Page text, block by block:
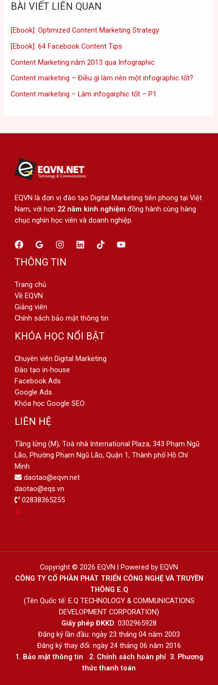
BÀI VIẾT LIÊN QUAN
[Ebook]: Optimized Content Marketing Strategy
[Ebook]: 64 Facebook Content Tips
Content Marketing năm 2013 qua Infographic
Content marketing – Điều gì làm nên một infographic tốt?
Content marketing – Làm infogarphic tốt – P1
EQVN là đơn vị đào tạo Digital Marketing tiên phong tại Việt
Nam, với hơn 22 năm kinh nghiệm đồng hành cùng hàng
chục nghìn học viên và doanh nghiệp.
THÔNG TIN
Trang chủ
Về EQVN
Giảng viên
Chính sách bảo mật thông tin
KHÓA HỌC NỔI BẬT
Chuyên viên Digital Marketing
Đào tạo in-house
Facebook Ads
Google Ads
Khóa học Google SEO
LIÊN HỆ
Tầng lửng (M), Toà nhà International Plaza, 343 Phạm Ngũ
Lão, Phường Phạm Ngũ Lão, Quận 1, Thành phố Hồ Chí
Minh
daotao@eqvn.net
daotao@eqs.vn
02838365255
fb.com/eqvn.net
Copyright © 2026 EQVN | Powered by EQVN
CÔNG TY CỔ PHẦN PHÁT TRIỂN CÔNG NGHỆ VÀ TRUYỀN
THÔNG E.Q
(Tên Quốc tế: E.Q TECHNOLOGY & COMMUNICATIONS
DEVELOPMENT CORPORATION)
Giấy phép ĐKKD: 0302965928
Đăng ký lần đầu: ngày 23 tháng 04 năm 2003
Đăng ký thay đổi: ngày 24 tháng 06 năm 2016
1. Bảo mật thông tin 2. Chính sách hoàn phí3. Phương
thức thanh toán